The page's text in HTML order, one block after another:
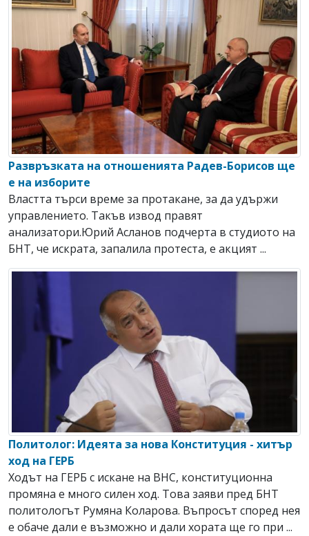
Развръзката на отношенията Радев-Борисов ще
е на изборите
Властта търси време за протакане, за да удържи
управлението. Такъв извод правят
анализатори.Юрий Асланов подчерта в студиото на
БНТ, че искрата, запалила протеста, е акцият ...
Политолог: Идеята за нова Конституция - хитър
ход на ГЕРБ
Ходът на ГЕРБ с искане на ВНС, конституционна
промяна е много силен ход. Това заяви пред БНТ
политологът Румяна Коларова. Въпросът според нея
е обаче дали е възможно и дали хората ще го при ...